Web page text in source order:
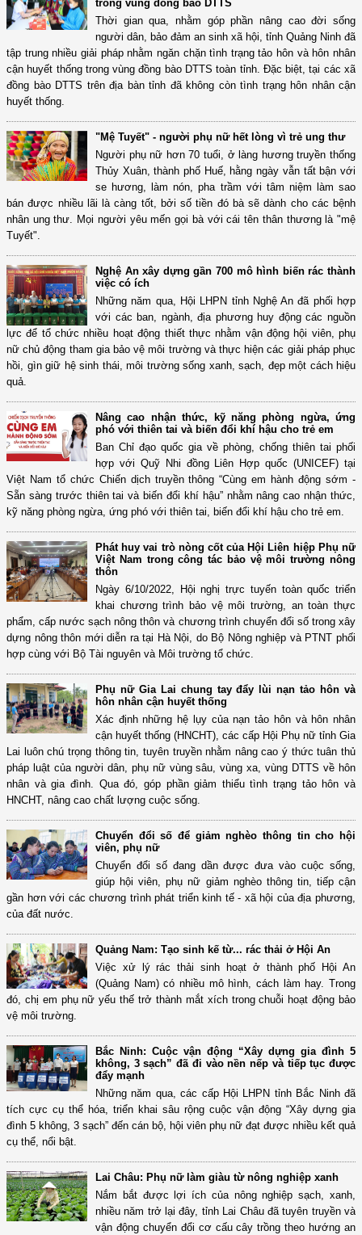
trong vùng đồng bào DTTS
Thời gian qua, nhằm góp phần nâng cao đời sống
người dân, bảo đảm an sinh xã hội, tỉnh Quảng Ninh đã
tập trung nhiều giải pháp nhằm ngăn chặn tình trạng tảo hôn và hôn nhân
cận huyết thống trong vùng đồng bào DTTS toàn tỉnh. Đặc biệt, tại các xã
đồng bào DTTS trên địa bàn tỉnh đã không còn tình trạng hôn nhân cận
huyết thống.
"Mệ Tuyết" - người phụ nữ hết lòng vì trẻ ung thư
Người phụ nữ hơn 70 tuổi, ở làng hương truyền thống
Thủy Xuân, thành phố Huế, hằng ngày vẫn tất bận với
se hương, làm nón, pha trầm với tâm niệm làm sao
bán được nhiều lãi là càng tốt, bởi số tiền đó bà sẽ dành cho các bệnh
nhân ung thư. Mọi người yêu mến gọi bà với cái tên thân thương là "mệ
Tuyết".
Nghệ An xây dựng gần 700 mô hình biến rác thành
việc có ích
Những năm qua, Hội LHPN tỉnh Nghệ An đã phối hợp
với các ban, ngành, địa phương huy động các nguồn
lực để tổ chức nhiều hoạt động thiết thực nhằm vận động hội viên, phụ
nữ chủ động tham gia bảo vệ môi trường và thực hiện các giải pháp phục
hồi, gìn giữ hệ sinh thái, môi trường sống xanh, sạch, đẹp một cách hiệu
quả.
Nâng cao nhận thức, kỹ năng phòng ngừa, ứng
phó với thiên tai và biến đổi khí hậu cho trẻ em
Ban Chỉ đạo quốc gia về phòng, chống thiên tai phối
hợp với Quỹ Nhi đồng Liên Hợp quốc (UNICEF) tại
Việt Nam tổ chức Chiến dịch truyền thông “Cùng em hành động sớm -
Sẵn sàng trước thiên tai và biến đổi khí hậu” nhằm nâng cao nhận thức,
kỹ năng phòng ngừa, ứng phó với thiên tai, biến đổi khí hậu cho trẻ em.
Phát huy vai trò nòng cốt của Hội Liên hiệp Phụ nữ
Việt Nam trong công tác bảo vệ môi trường nông
thôn
Ngày 6/10/2022, Hội nghị trực tuyến toàn quốc triển
khai chương trình bảo vệ môi trường, an toàn thực
phẩm, cấp nước sạch nông thôn và chương trình chuyển đổi số trong xây
dựng nông thôn mới diễn ra tại Hà Nội, do Bộ Nông nghiệp và PTNT phối
hợp cùng với Bộ Tài nguyên và Môi trường tổ chức.
Phụ nữ Gia Lai chung tay đẩy lùi nạn tảo hôn và
hôn nhân cận huyết thống
Xác định những hệ lụy của nạn tảo hôn và hôn nhân
cận huyết thống (HNCHT), các cấp Hội Phụ nữ tỉnh Gia
Lai luôn chú trọng thông tin, tuyên truyền nhằm nâng cao ý thức tuân thủ
pháp luật của người dân, phụ nữ vùng sâu, vùng xa, vùng DTTS về hôn
nhân và gia đình. Qua đó, góp phần giảm thiểu tình trạng tảo hôn và
HNCHT, nâng cao chất lượng cuộc sống.
Chuyển đổi số để giảm nghèo thông tin cho hội
viên, phụ nữ
Chuyển đổi số đang dần được đưa vào cuộc sống,
giúp hội viên, phụ nữ giảm nghèo thông tin, tiếp cận
gần hơn với các chương trình phát triển kinh tế - xã hội của địa phương,
của đất nước.
Quảng Nam: Tạo sinh kế từ... rác thải ở Hội An
Việc xử lý rác thải sinh hoạt ở thành phố Hội An
(Quảng Nam) có nhiều mô hình, cách làm hay. Trong
đó, chị em phụ nữ yếu thế trở thành mắt xích trong chuỗi hoạt động bảo
vệ môi trường.
Bắc Ninh: Cuộc vận động “Xây dựng gia đình 5
không, 3 sạch” đã đi vào nền nếp và tiếp tục được
đẩy mạnh
Những năm qua, các cấp Hội LHPN tỉnh Bắc Ninh đã
tích cực cụ thể hóa, triển khai sâu rộng cuộc vận động “Xây dựng gia
đình 5 không, 3 sạch” đến cán bộ, hội viên phụ nữ đạt được nhiều kết quả
cụ thể, nổi bật.
Lai Châu: Phụ nữ làm giàu từ nông nghiệp xanh
Nắm bắt được lợi ích của nông nghiệp sạch, xanh,
nhiều năm trở lại đây, tỉnh Lai Châu đã tuyên truyền và
vận động chuyển đổi cơ cấu cây trồng theo hướng an